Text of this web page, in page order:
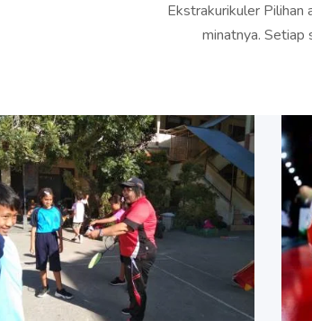
Ekstrakurikuler Pilihan
minatnya. Setiap